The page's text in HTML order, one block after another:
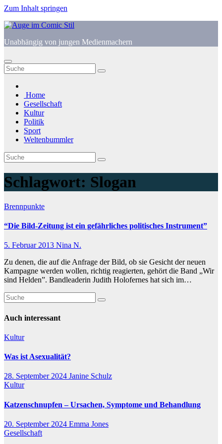
Zum Inhalt springen
Unabhängig von jungen Medienmachern
Home
Gesellschaft
Kultur
Politik
Sport
Weltenbummler
Schlagwort: Slogan
Brennpunkte
“Die Bild-Zeitung ist ein gefährliches politisches Instrument”
5. Februar 2013 Nina N.
Zu denen, die auf die Anfrage der Bild, ob sie Gesicht der neuen
Kampagne werden wollen, richtig reagierten, gehört die Band „Wir
sind Helden”. Bandleaderin Judith Holofernes hat sich im…
Auch interessant
Kultur
Was ist Asexualität?
28. September 2024 Janine Schulz
Kultur
Katzenschnupfen – Ursachen, Symptome und Behandlung
20. September 2024 Emma Jones
Gesellschaft